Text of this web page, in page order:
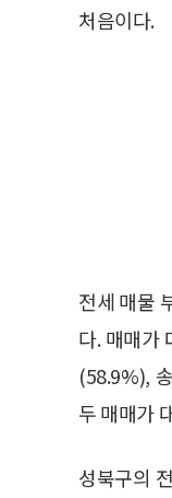
처음이다.
전세 매물
다. 매매가
(58.9%),
두 매매가
성북구의